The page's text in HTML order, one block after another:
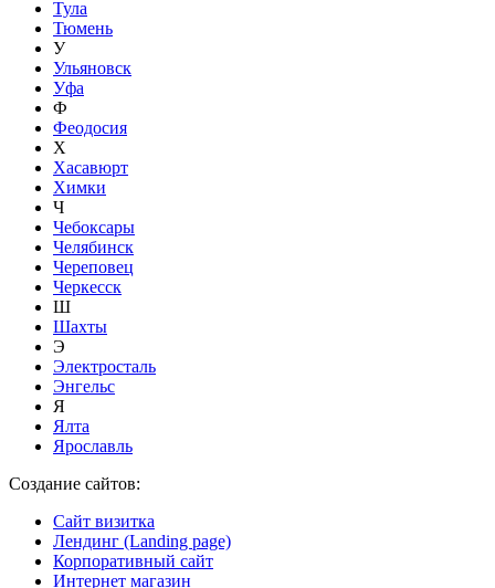
Тула
Тюмень
У
Ульяновск
Уфа
Ф
Феодосия
Х
Хасавюрт
Химки
Ч
Чебоксары
Челябинск
Череповец
Черкесск
Ш
Шахты
Э
Электросталь
Энгельс
Я
Ялта
Ярославль
Создание сайтов:
Сайт визитка
Лендинг (Landing page)
Корпоративный сайт
Интернет магазин